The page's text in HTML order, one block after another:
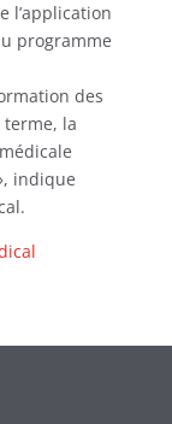
l’application
programme
des
la
indique